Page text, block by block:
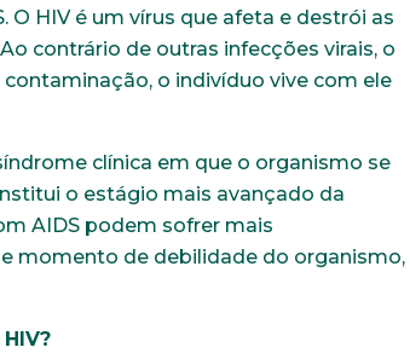
O HIV é um vírus que afeta e destrói as
contrário de outras infecções virais, o
o indivíduo vive com ele
clínica em que o organismo se
o estágio mais avançado da
AIDS podem sofrer mais
momento de debilidade do organismo,